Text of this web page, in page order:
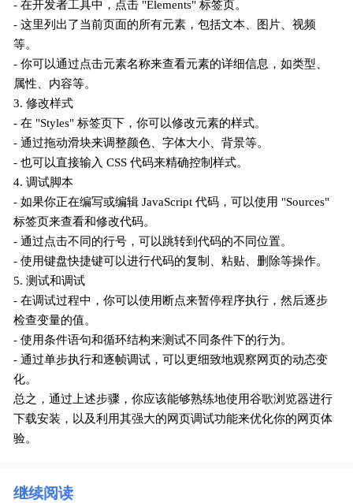
- 在开发者工具中，点击 "Elements" 标签页。
- 这里列出了当前页面的所有元素，包括文本、图片、视频
等。
- 你可以通过点击元素名称来查看元素的详细信息，如类型、
属性、内容等。
3. 修改样式
- 在 "Styles" 标签页下，你可以修改元素的样式。
- 通过拖动滑块来调整颜色、字体大小、背景等。
- 也可以直接输入 CSS 代码来精确控制样式。
4. 调试脚本
- 如果你正在编写或编辑 JavaScript 代码，可以使用 "Sources"
标签页来查看和修改代码。
- 通过点击不同的行号，可以跳转到代码的不同位置。
- 使用键盘快捷键可以进行代码的复制、粘贴、删除等操作。
5. 测试和调试
- 在调试过程中，你可以使用断点来暂停程序执行，然后逐步
检查变量的值。
- 使用条件语句和循环结构来测试不同条件下的行为。
- 通过单步执行和逐帧调试，可以更细致地观察网页的动态变
化。
总之，通过上述步骤，你应该能够熟练地使用谷歌浏览器进行
下载安装，以及利用其强大的网页调试功能来优化你的网页体
验。
继续阅读